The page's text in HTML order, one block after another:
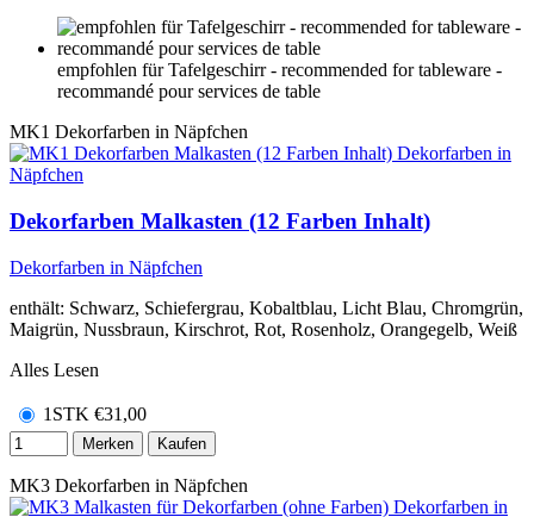
empfohlen für Tafelgeschirr - recommended for tableware -
recommandé pour services de table
MK1 Dekorfarben in Näpfchen
Dekorfarben Malkasten (12 Farben Inhalt)
Dekorfarben in Näpfchen
enthält: Schwarz, Schiefergrau, Kobaltblau, Licht Blau, Chromgrün,
Maigrün, Nussbraun, Kirschrot, Rot, Rosenholz, Orangegelb, Weiß
Alles Lesen
1STK €31,00
Merken Kaufen
MK3 Dekorfarben in Näpfchen